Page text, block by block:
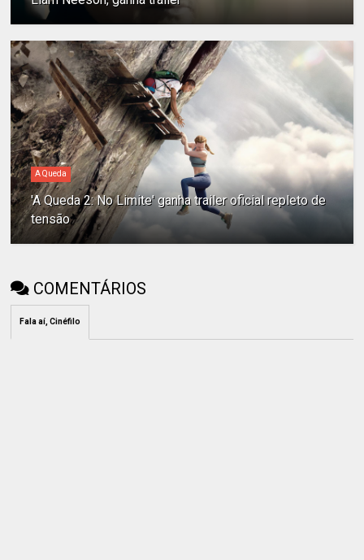
A Queda
'A Queda 2: No Limite' ganha trailer oficial repleto de
tensão
COMENTÁRIOS
Fala aí, Cinéfilo